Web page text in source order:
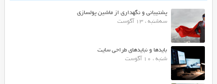
پشتیبانی و نگهداری از ماشین پولسازی
سه‌شنبه ، 13 آگوست
بایدها و نبایدهای طراحی سایت
شنبه ، 10 آگوست